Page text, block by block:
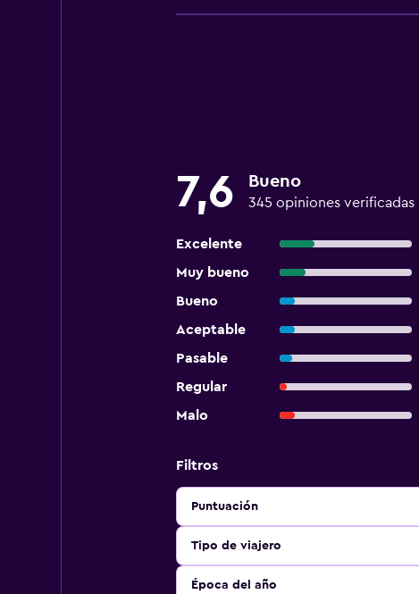
7,6 Bueno
345 opiniones verificadas
Excelente
Muy bueno
Bueno
Aceptable
Pasable
Regular
Malo
Filtros
Puntuación
Tipo de viajero
Época del año